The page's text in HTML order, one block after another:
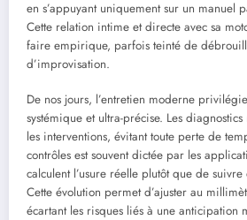
en s’appuyant uniquement sur un manuel
Cette relation intime et directe avec sa
faire empirique, parfois teinté de
d’improvisation.
De nos jours, l’entretien moderne
systémique et ultra-précise. Les
les interventions, évitant toute perte de
contrôles est souvent dictée par les
calculent l’usure réelle plutôt que de
Cette évolution permet d’ajuster au
écartant les risques liés à une anticipation